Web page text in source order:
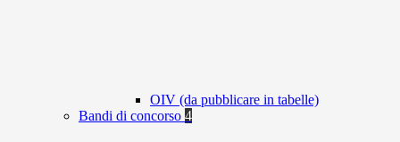
OIV (da pubblicare in tabelle)
Bandi di concorso 4